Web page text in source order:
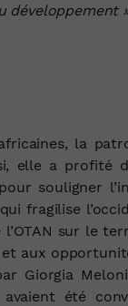
développement
la
elle a profité
souligner
fragilise
sur le
aux
Giorgia
avaient été